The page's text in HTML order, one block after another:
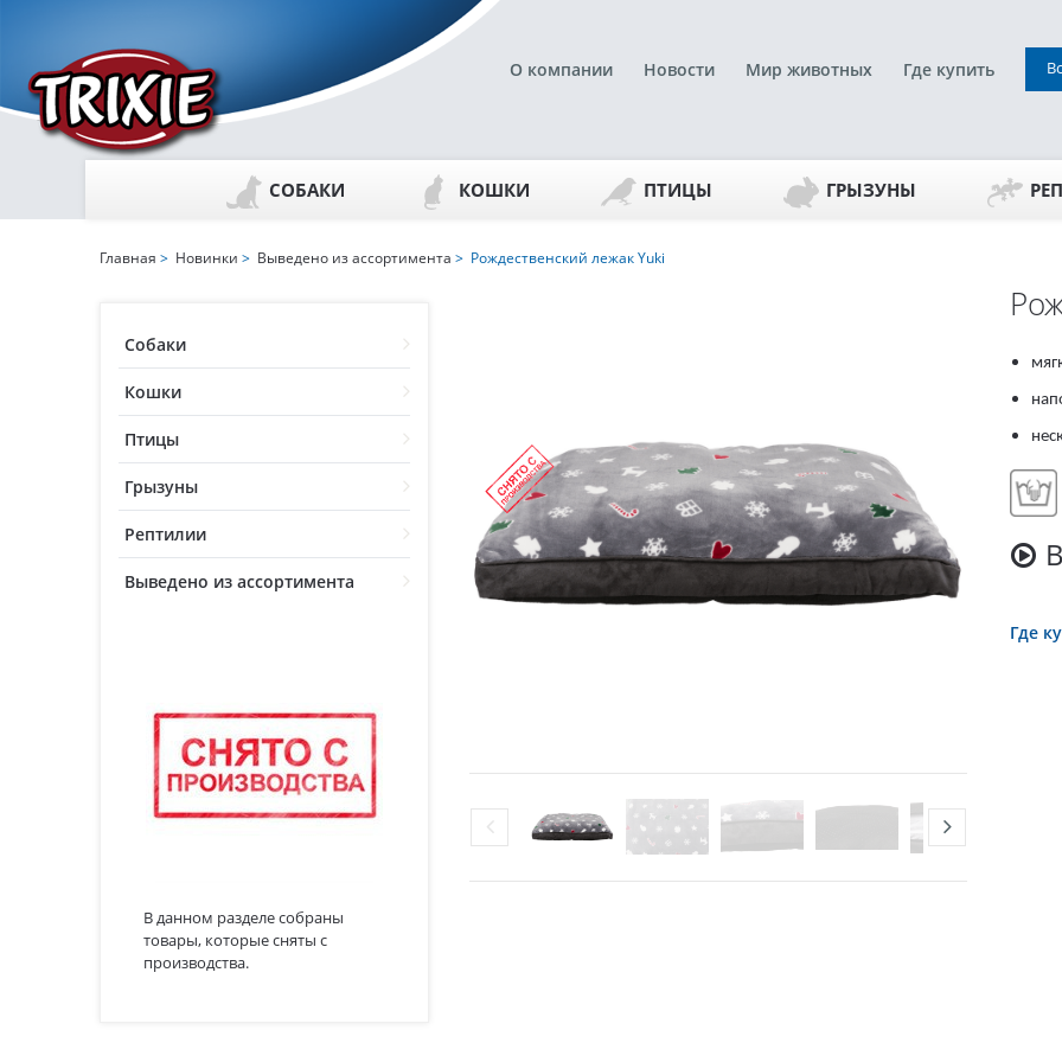
О компании Новости Мир животных Где купить
СОБАКИ КОШКИ ПТИЦЫ ГРЫЗУНЫ
Собаки
Кошки
Птицы
Грызуны
Рептилии
Выведено из ассортимента
В данном разделе собраны
товары, которые сняты с
производства.
Главная > Новинки > Выведено из ассортимента > Рождественский лежак Yuki
Где